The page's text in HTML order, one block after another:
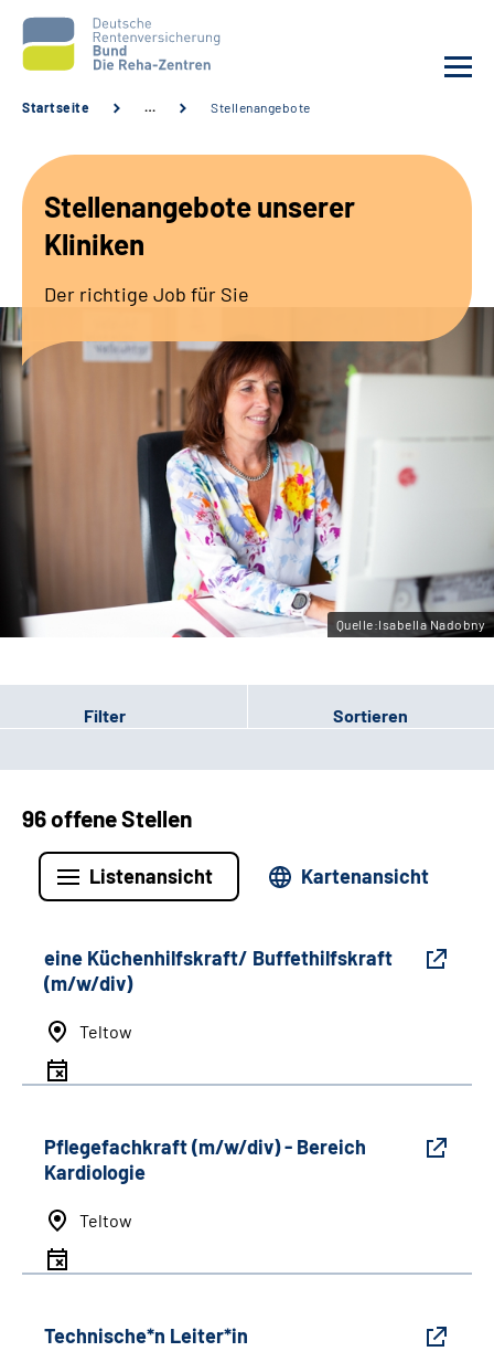
Unsere Kliniken
Sozialdienste & Zuweisende
Erweiterte Suche
Gebärdensprache
Leichte Sprache
Startseite … Stellenangebote
Stellenangebote unserer
Kliniken
Der richtige Job für Sie
Quelle:Isabella Nadobny
Filter Sortieren
96 offene Stellen
Listenansicht Kartenansicht
eine Küchenhilfskraft/ Buffethilfskraft
(m/w/div)
Teltow
Pflegefachkraft (m/w/div) - Bereich
Kardiologie
Teltow
Technische*n Leiter*in